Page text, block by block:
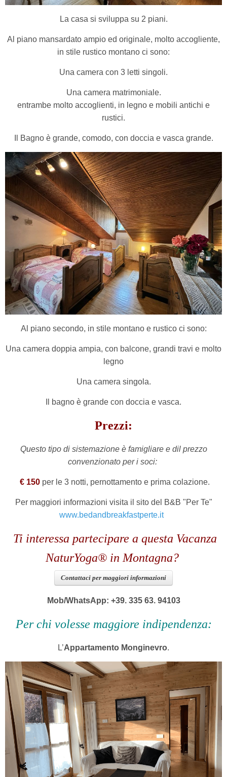
La casa si sviluppa su 2 piani.
Al piano mansardato ampio ed originale, molto accogliente,
in stile rustico montano ci sono:
Una camera con 3 letti singoli.
Una camera matrimoniale.
entrambe molto accoglienti, in legno e mobili antichi e
rustici.
Il Bagno è grande, comodo, con doccia e vasca grande.
Al piano secondo, in stile montano e rustico ci sono:
Una camera doppia ampia, con balcone, grandi travi e molto
legno
Una camera singola.
Il bagno è grande con doccia e vasca.
Prezzi:
Questo tipo di sistemazione è famigliare e dil prezzo
convenzionato per i soci:
€ 150 per le 3 notti, pernottamento e prima colazione.
Per maggiori informazioni visita il sito del B&B "Per Te"
www.bedandbreakfastperte.it
Ti interessa partecipare a questa Vacanza
NaturYoga® in Montagna?
Contattaci per maggiori informazioni
Mob/WhatsApp: +39. 335 63. 94103
Per chi volesse maggiore indipendenza:
L’Appartamento Monginevro.